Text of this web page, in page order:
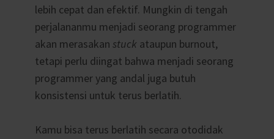
lebih cepat dan efektif. Mungkin di tengah
perjalananmu menjadi seorang programmer
akan merasakan stuck ataupun burnout,
tetapi perlu diingat bahwa menjadi seorang
programmer yang andal juga butuh
konsistensi untuk terus berlatih.
Kamu bisa terus berlatih secara otodidak